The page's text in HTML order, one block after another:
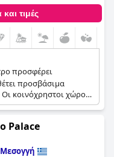
τιμές
προσφέρει
προσβάσιμα
κοινόχρηστοι χώροι
με αναπηρικό
Palace
Μεσογγή